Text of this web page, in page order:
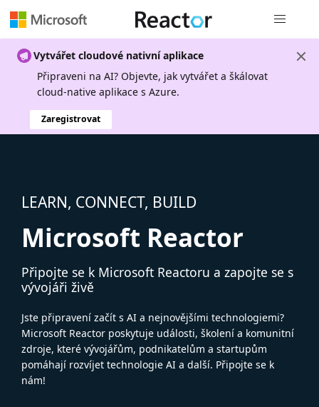
Vytvářet cloudové nativní aplikace
Připraveni na AI? Objevte, jak vytvářet a škálovat
cloud-native aplikace s Azure.
Zaregistrovat
LEARN, CONNECT, BUILD
Microsoft Reactor
Připojte se k Microsoft Reactoru a zapojte se s
vývojáři živě
Jste připravení začít s AI a nejnovějšími technologiemi?
Microsoft Reactor poskytuje události, školení a komunitní
zdroje, které vývojářům, podnikatelům a startupům
pomáhají rozvíjet technologie AI a další. Připojte se k
nám!